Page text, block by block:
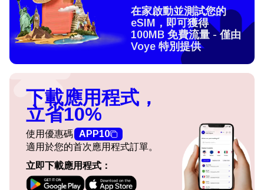
在家啟動並測試您的
eSIM，即可獲得
100MB 免費流量 - 僅由
Voye 特別提供
下載應用程式，
立省10%
使用優惠碼 APP10
適用於您的首次應用程式訂單。
立即下載應用程式：